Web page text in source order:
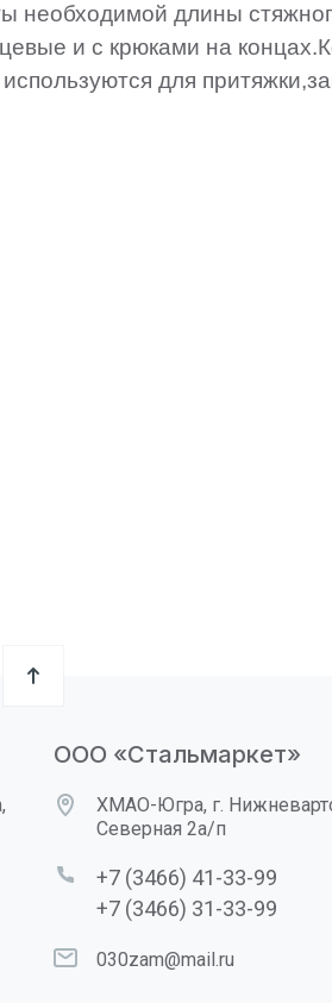
необходимой длины
и с крюками на
для
ООО «Стальмаркет»
ХМАО-Югра, г.
Северная 2а/п
+7 (3466) 41-33-99
+7 (3466) 31-33-99
030zam@mail.ru